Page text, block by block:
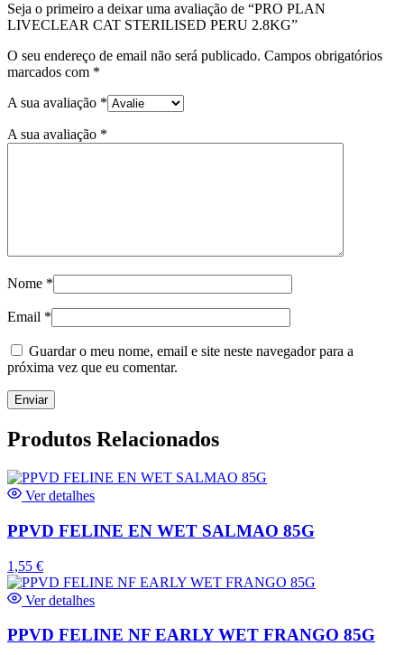
Seja o primeiro a deixar uma avaliação de “PRO PLAN
LIVECLEAR CAT STERILISED PERU 2.8KG”
O seu endereço de email não será publicado. Campos obrigatórios
marcados com *
A sua avaliação *
A sua avaliação *
Nome *
Email *
Guardar o meu nome, email e site neste navegador para a
próxima vez que eu comentar.
Produtos Relacionados
Ver detalhes
PPVD FELINE EN WET SALMAO 85G
1,55 €
Ver detalhes
PPVD FELINE NF EARLY WET FRANGO 85G